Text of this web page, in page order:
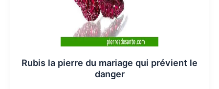
Rubis la pierre du mariage qui prévient le
danger